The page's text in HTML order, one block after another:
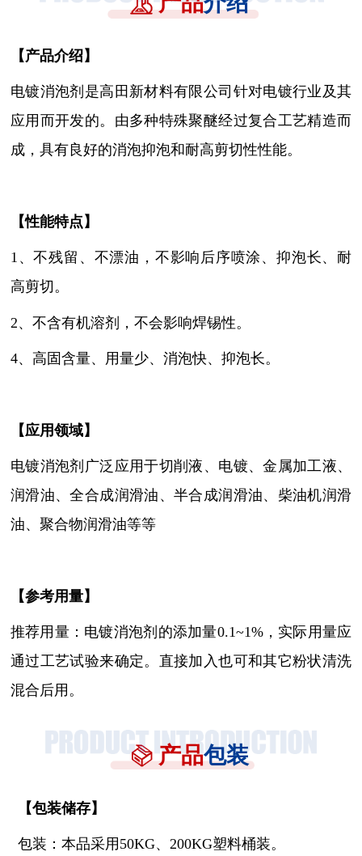
【产品介绍】
电镀消泡剂是高田新材料有限公司针对电镀行业及其
应用而开发的。 由多种特殊聚醚经过复合工艺精造而
成，具有良好的消泡抑泡和耐高剪切性性能。
【性能特点】
1、不残留、不漂油 ， 不影响后序喷涂、抑泡长、耐
高剪切 。
2、不含有机溶剂，不会影响焊锡性。
4、高固含量、用量少、消泡快、抑泡长。
【应用领域】
电镀消泡剂 广泛应用于切削液、电镀、金属加工液、
润滑油、全合成润滑油、半合成润滑油、柴油机润滑
油、聚合物润滑油等等
【参考用量】
推荐用量：电镀消泡剂 的添加量0.1~1%，实际用量应
通过工艺试验来确定。直接加入也可和其它粉状清洗
混合后用。
产品包装
【包装储存】
包装：本品采用 50KG、200KG塑料桶装。